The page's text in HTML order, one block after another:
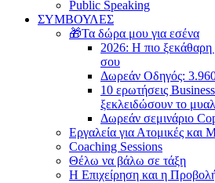
Public Speaking
ΣΥΜΒΟΥΛΕΣ
🎁Τα δώρα μου για εσένα
2026: Η πιο ξεκάθαρη
σου
Δωρεάν Οδηγός:
10 ερωτήσεις
ξεκλειδώσουν το
Δωρεάν σεμινάριο
Εργαλεία για Ατομικές και
Coaching Sessions
Θέλω να βάλω σε τάξη
Η Επιχείρηση και η